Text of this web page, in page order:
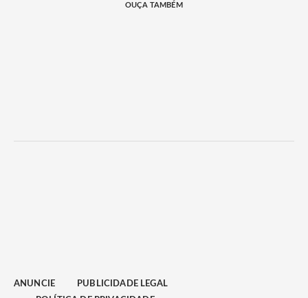
OUÇA TAMBÉM
ANUNCIE
PUBLICIDADE LEGAL